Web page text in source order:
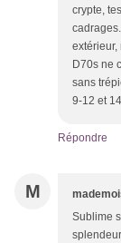
crypte,
extérieur,
D70s ne
sans
9-12 et
Répondre
M
Sublime